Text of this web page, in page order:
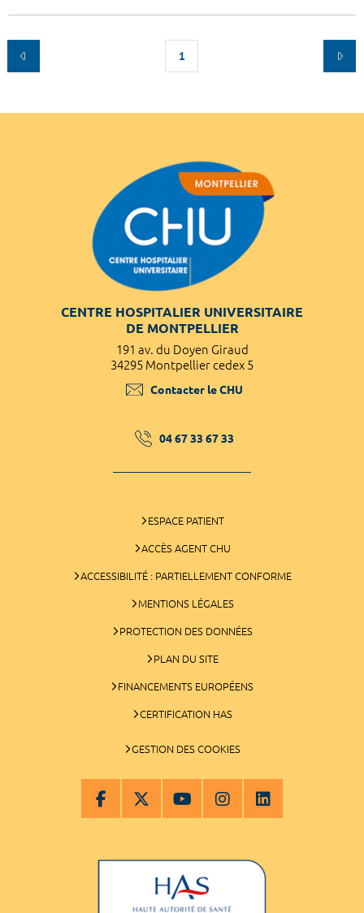
1
CENTRE HOSPITALIER UNIVERSITAIRE
DE MONTPELLIER
191 av. du Doyen Giraud
34295 Montpellier cedex 5
Contacter le CHU
04 67 33 67 33
ESPACE PATIENT
ACCÈS AGENT CHU
ACCESSIBILITÉ : PARTIELLEMENT CONFORME
MENTIONS LÉGALES
PROTECTION DES DONNÉES
PLAN DU SITE
FINANCEMENTS EUROPÉENS
CERTIFICATION HAS
GESTION DES COOKIES